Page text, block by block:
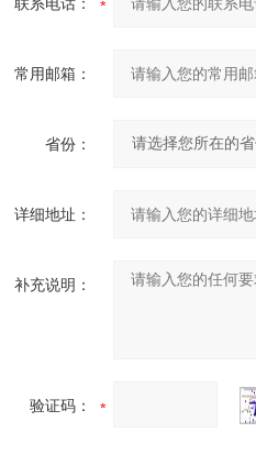
常用邮箱：
省份：
详细地址：
补充说明：
验证码：